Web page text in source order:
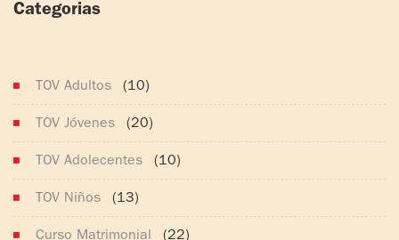
Categorias
TOV Adultos (10)
TOV Adolecentes (10)
TOV Niños (13)
Curso Matrimonial (22)
TOV Jóvenes (20)